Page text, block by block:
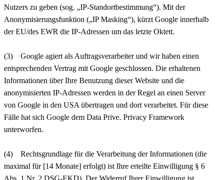
Nutzers zu geben (sog. „IP-Standortbestimmung“). Mit der
Anonymisierungsfunktion („IP Masking“), kürzt Google innerhalb
der EU/des EWR die IP-Adressen um das letzte Oktett.
(3) Google agiert als Auftragsverarbeiter und wir haben einen
entsprechenden Vertrag mit Google geschlossen. Die erhaltenen
Informationen über Ihre Benutzung dieser Website und die
anonymisierten IP-Adressen werden in der Regel an einen Server
von Google in den USA übertragen und dort verarbeitet. Für diese
Fälle hat sich Google dem Data Prive. Privacy Framework
unterworfen.
(4) Rechtsgrundlage für die Verarbeitung der Informationen (die
maximal für [14 Monate] erfolgt) ist Ihre erteilte Einwilligung § 6